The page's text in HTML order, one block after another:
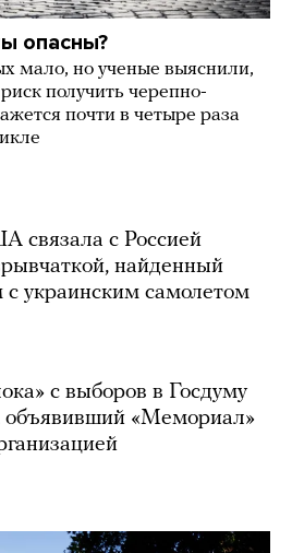
опасны?
мало, но ученые выяснили,
получить черепно-
почти в четыре раза
связала с Россией
найденный
украинским самолетом
с выборов в Госдуму
объявивший «Мемориал»